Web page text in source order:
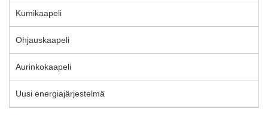
Kumikaapeli
Ohjauskaapeli
Aurinkokaapeli
Uusi energiajärjestelmä